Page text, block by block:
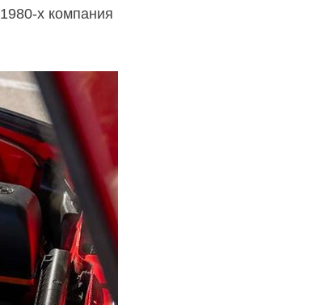
1980-хкомпания